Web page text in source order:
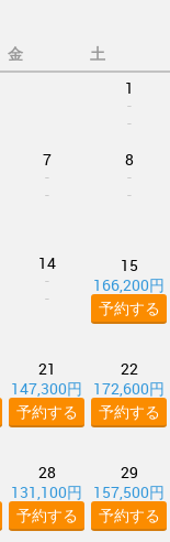
金
土
1
-
-
7
-
-
8
-
-
14
-
-
15
166,200円
予約する
21
147,300円
予約する
22
172,600円
予約する
28
131,100円
予約する
29
157,500円
予約する